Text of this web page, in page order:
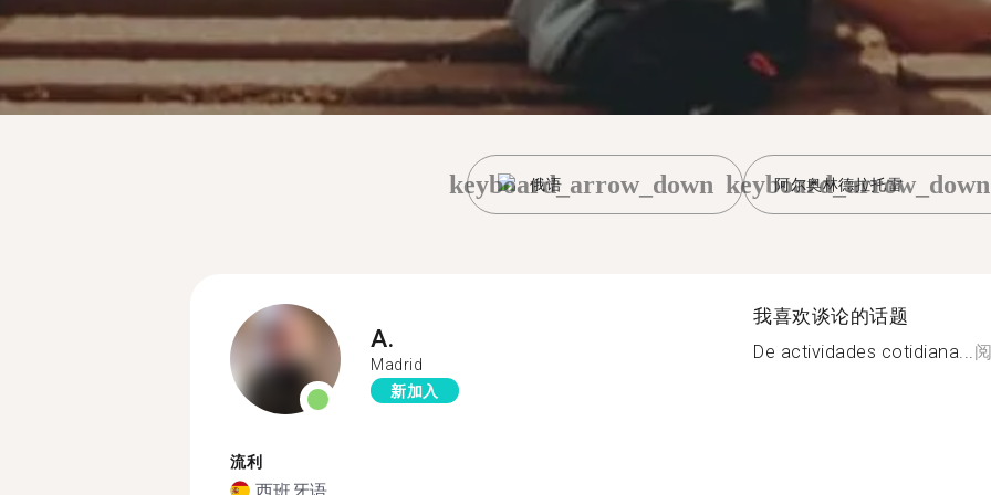
俄语
keyboard_arrow_down 阿尔奥林德拉托雷
keyboard_arrow_down
A.
Madrid
新加入
流利
西班牙语
我喜欢谈论的话题
De actividades cotidiana...